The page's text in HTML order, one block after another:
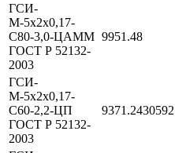
ГСИ-
М-5х2х0,17-
С80-3,0-ЦАММ
ГОСТ Р 52132-
2003
9951.48
ГСИ-
М-5х2х0,17-
С60-2,2-ЦП
ГОСТ Р 52132-
2003
9371.2430592